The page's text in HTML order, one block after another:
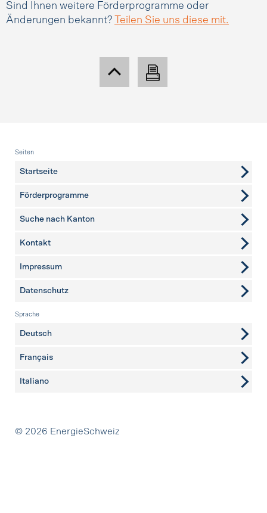
Sind Ihnen weitere Förderprogramme oder
Änderungen bekannt?
Teilen Sie uns diese mit.
Fusszeile
Seiten
Startseite
Förderprogramme
Suche nach Kanton
weitere Seiten
Kontakt
Impressum
Datenschutz
Sprache
Deutsch
Français
Italiano
Partner
© 2026 EnergieSchweiz